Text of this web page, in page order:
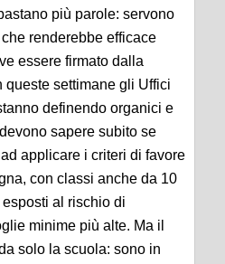
più parole: servono
renderebbe efficace
essere firmato dalla
queste settimane gli Uffici
definendo organici e
sapere subito se
applicare i criteri di favore
con classi anche da 10
al rischio di
minime più alte. Ma il
solo la scuola: sono in